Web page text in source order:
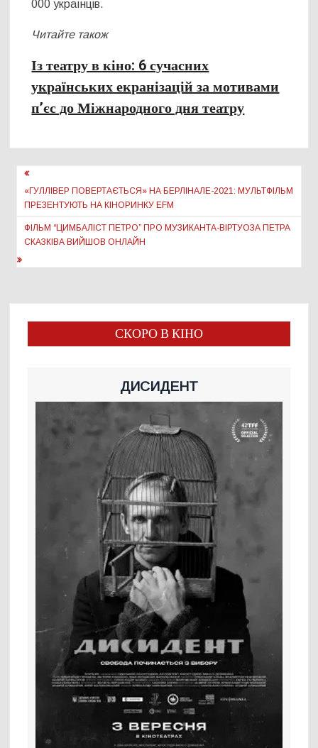
000 українців.
Читайте також
Із театру в кіно: 6 сучасних
українських екранізацій за мотивами
п’єс до Міжнародного дня театру
Навігація
записів
«ГУЛЛІВЕР ПОВЕРТАЄТЬСЯ» НА БЕРЛІНАЛЕ-2021: МУЛЬТФІЛЬМ
ПРЕЗЕНТУЮТЬ НА КІНОРИНКУ EFM
ФІЛЬМ “ЦИМБАЛІСТ ПЕТРО” ПРО МУЗИКАНТА-ВІРТУОЗА ПЕТРА
СКАЗКІВА ВИЙШОВ ОНЛАЙН
СКОРО В КІНО
ДИСИДЕНТ